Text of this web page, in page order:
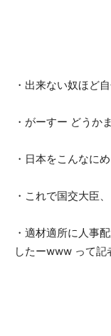
・出来ない奴ほど
・がーすー どうか
・日本をこんなに
・これで国交大臣
・適材適所に人事
したーwww って記